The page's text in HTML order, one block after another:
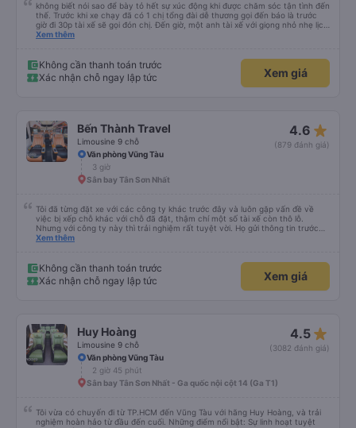
không biết nói sao để bày tỏ hết sự xúc động khi được chăm sóc tận tình đến
thế. Trước khi xe chạy đã có 1 chị tổng đài dễ thương gọi đến báo là trước
giờ đi 30p tài xế sẽ gọi đón chị. Đến giờ, một anh tài xế với giọng nhỏ nhẹ lịch
sử hỏi: chị ở chỗ nào e đến đón. Tuy đường hơi đông nhưng anh tài xế vẫn
cũng với cái giọng nhỏ nhẹ đó đón khách, không như các xe khác mình từng
đi. Thiệc là ưng hết sức. Nhất định sẽ đi lại lần sau
Xem thêm
Không cần thanh toán trước
Xác nhận chỗ ngay lập tức
Xem giá
Bến Thành Travel
Limousine 9 chỗ
4.6 star_rate
(879 đánh giá)
Văn phòng Vũng Tàu
3 giờ
Sân bay Tân Sơn Nhất
Tôi đã từng đặt xe với các công ty khác trước đây và luôn gặp vấn đề về
việc bị xếp chỗ khác với chỗ đã đặt, thậm chí một số tài xế còn thô lỗ.
Nhưng với công ty này thì trải nghiệm rất tuyệt vời. Họ gửi thông tin trước
nên tôi biết khi nào tài xế sẽ đến, đón tôi tại địa chỉ và xếp tôi ngồi đúng chỗ
này. Tôi thường xuyên sử dụng dịch vụ xe limousine để đi lại giữa Thành phố
Hồ Chí Minh và Vũng Tàu. Trải nghiệm tuyệt vời, 👍🏽
Xem thêm
Không cần thanh toán trước
Xác nhận chỗ ngay lập tức
Xem giá
Huy Hoàng
Limousine 9 chỗ
4.5 star_rate
(3082 đánh giá)
Văn phòng Vũng Tàu
2 giờ 45 phút
Sân bay Tân Sơn Nhất - Ga quốc nội cột 14 (Ga T1)
Tôi vừa có chuyến đi từ TP.HCM đến Vũng Tàu với hãng Huy Hoàng, và trải
nghiệm hoàn hảo từ đầu đến cuối. Những điểm nổi bật: Sự linh hoạt tuyệt